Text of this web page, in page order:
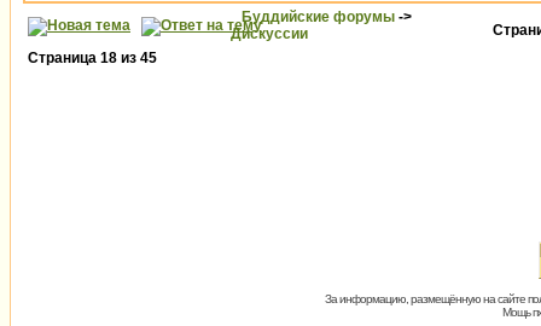
Буддийские форумы ->
Дискуссии
Страница 18 из 45
За информацию, размещённую на сайте
Мощь